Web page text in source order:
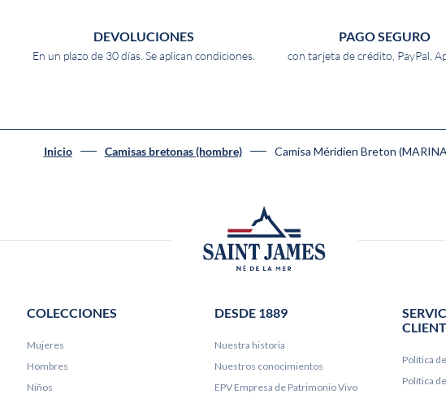
DEVOLUCIONES
En un plazo de 30 días. Se aplican condiciones.
PAGO SEGURO
con tarjeta de crédito, PayPal,
Inicio Camisas bretonas (hombre) Camisa Méridien Breton
COLECCIONES
Mujeres
Hombres
Niños
DESDE 1889
Nuestra historia
Nuestros conocimientos
EPV Empresa de Patrimonio Vivo
Política
Política